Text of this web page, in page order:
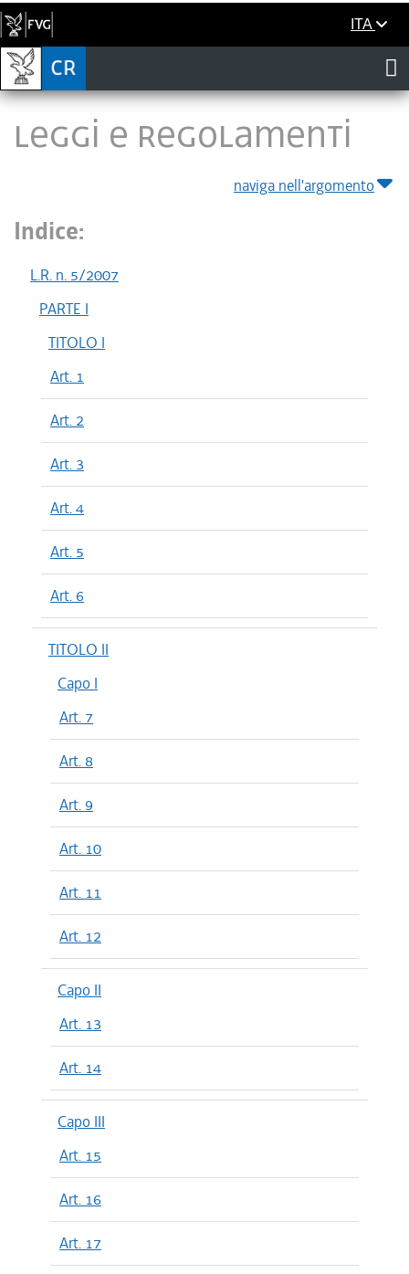
ITA
LEGGI E REGOLAMENTI
naviga nell'argomento
Indice:
L.R. n. 5/2007
PARTE I
TITOLO I
Art. 1
Art. 2
Art. 3
Art. 4
Art. 5
Art. 6
TITOLO II
Capo I
Art. 7
Art. 8
Art. 9
Art. 10
Art. 11
Art. 12
Capo II
Art. 13
Art. 14
Capo III
Art. 15
Art. 16
Art. 17